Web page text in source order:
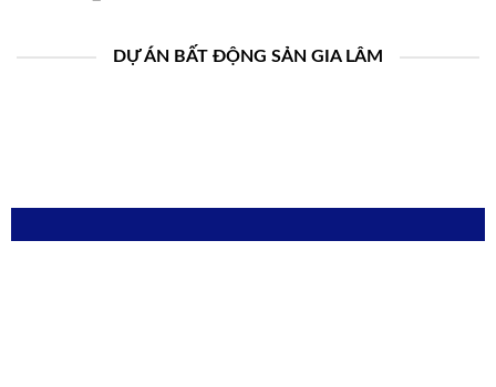
DỰ ÁN BẤT ĐỘNG SẢN GIA LÂM